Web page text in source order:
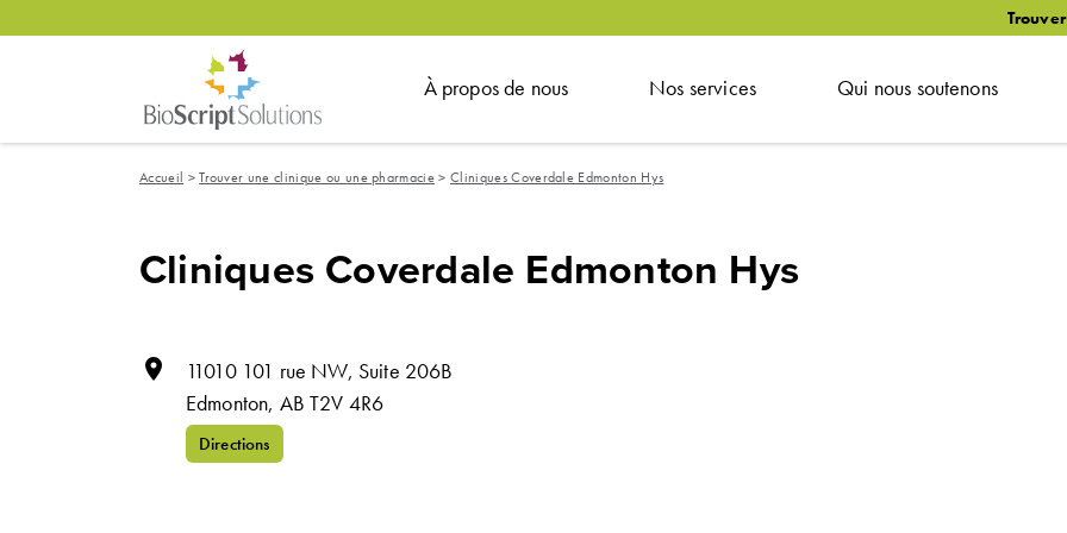
À propos de nous Nos services Qui nous soutenons
Accueil >Trouver une clinique ou une pharmacie>Cliniques Coverdale Edmonton Hys
Cliniques Coverdale Edmonton Hys
room
11010 101 rue NW, Suite 206B
Edmonton, ABT2V 4R6
Directions